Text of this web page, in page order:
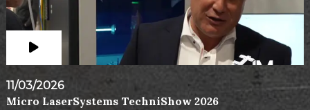
11/03/2026
Micro LaserSystems TechniShow 2026